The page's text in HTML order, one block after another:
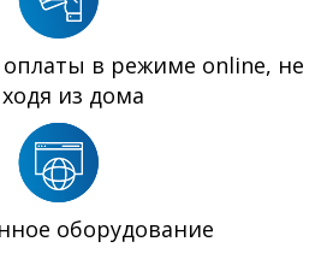
в режиме online, не
из дома
оборудование